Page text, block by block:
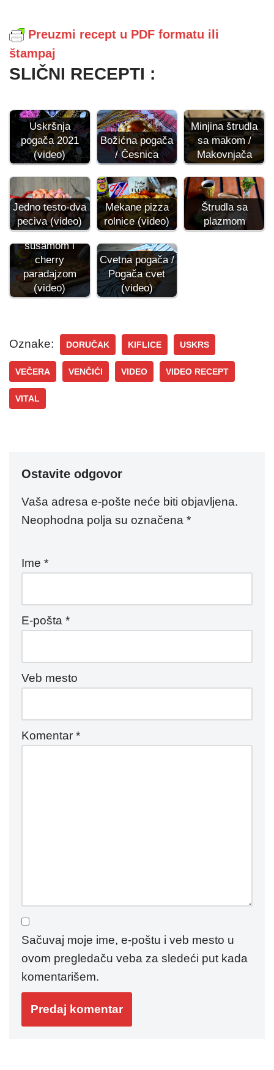
Preuzmi recept u PDF formatu ili
štampaj
SLIČNI RECEPTI :
Uskršnja
pogača 2021
(video)
Božićna pogača
/ Česnica
Minjina štrudla
sa makom /
Makovnjača
Jedno testo-dva
peciva (video)
Mekane pizza
rolnice (video)
Štrudla sa
plazmom
Posni baget sa
susamom i
cherry
paradajzom
(video)
Cvetna pogača /
Pogača cvet
(video)
Oznake: DORUČAK KIFLICE USKRS
VEČERA VENČIĆI VIDEO VIDEO RECEPT
VITAL
Ostavite odgovor
Vaša adresa e-pošte neće biti objavljena.
Neophodna polja su označena *
Ime *
E-pošta *
Veb mesto
Komentar *
Sačuvaj moje ime, e-poštu i veb mesto u
ovom pregledaču veba za sledeći put kada
komentarišem.